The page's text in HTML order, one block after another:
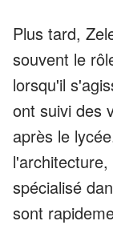
Plus tard,
souvent le
lorsqu'il
ont suivi des
après le
spécialisé
sont